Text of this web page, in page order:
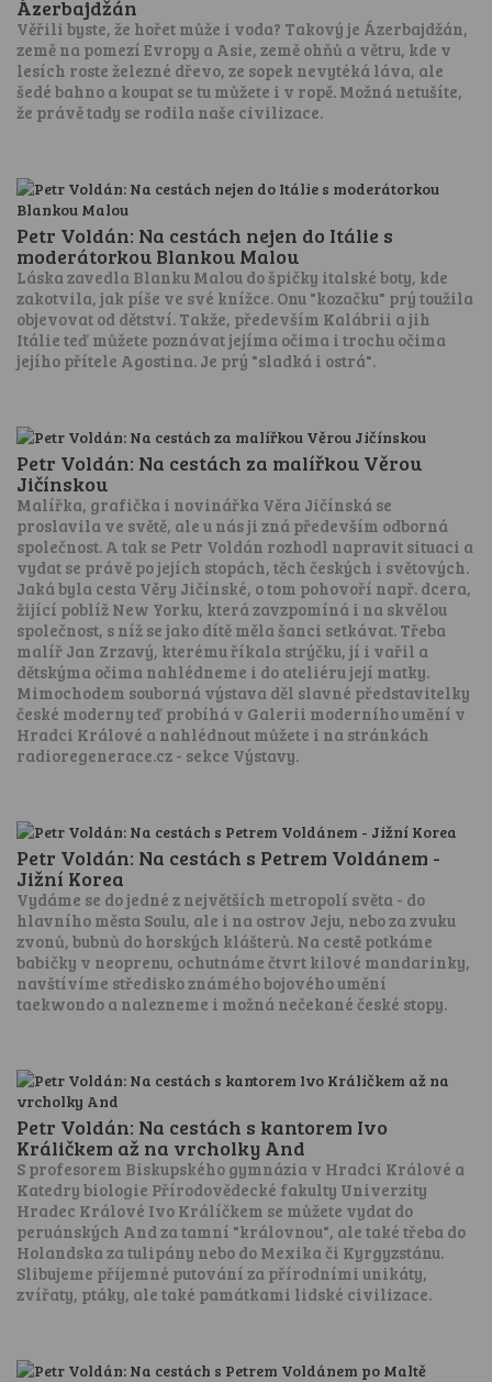
Ázerbajdžán
Věřili byste, že hořet může i voda? Takový je Ázerbajdžán,
země na pomezí Evropy a Asie, země ohňů a větru, kde v
lesích roste železné dřevo, ze sopek nevytéká láva, ale
šedé bahno a koupat se tu můžete i v ropě. Možná netušíte,
že právě tady se rodila naše civilizace.
Petr Voldán: Na cestách nejen do Itálie s
moderátorkou Blankou Malou
Láska zavedla Blanku Malou do špičky italské boty, kde
zakotvila, jak píše ve své knížce. Onu "kozačku" prý toužila
objevovat od dětství. Takže, především Kalábrii a jih
Itálie teď můžete poznávat jejíma očima i trochu očima
jejího přítele Agostina. Je prý "sladká i ostrá".
Petr Voldán: Na cestách za malířkou Věrou
Jičínskou
Malířka, grafička i novinářka Věra Jičínská se
proslavila ve světě, ale u nás ji zná především odborná
společnost. A tak se Petr Voldán rozhodl napravit situaci a
vydat se právě po jejích stopách, těch českých i světových.
Jaká byla cesta Věry Jičínské, o tom pohovoří např. dcera,
žijící poblíž New Yorku, která zavzpomíná i na skvělou
společnost, s níž se jako dítě měla šanci setkávat. Třeba
malíř Jan Zrzavý, kterému říkala strýčku, jí i vařil a
dětskýma očima nahlédneme i do ateliéru její matky.
Mimochodem souborná výstava děl slavné představitelky
české moderny teď probíhá v Galerii moderního umění v
Hradci Králové a nahlédnout můžete i na stránkách
radioregenerace.cz - sekce Výstavy.
Petr Voldán: Na cestách s Petrem Voldánem -
Jižní Korea
Vydáme se do jedné z největších metropolí světa - do
hlavního města Soulu, ale i na ostrov Jeju, nebo za zvuku
zvonů, bubnů do horských klášterů. Na cestě potkáme
babičky v neoprenu, ochutnáme čtvrt kilové mandarinky,
navštívíme středisko známého bojového umění
taekwondo a nalezneme i možná nečekané české stopy.
Petr Voldán: Na cestách s kantorem Ivo
Králičkem až na vrcholky And
S profesorem Biskupského gymnázia v Hradci Králové a
Katedry biologie Přírodovědecké fakulty Univerzity
Hradec Králové Ivo Králíčkem se můžete vydat do
peruánských And za tamní "královnou", ale také třeba do
Holandska za tulipány nebo do Mexika či Kyrgyzstánu.
Slibujeme příjemné putování za přírodními unikáty,
zvířaty, ptáky, ale také památkami lidské civilizace.